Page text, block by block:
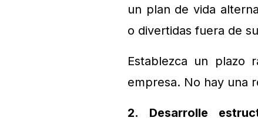
un plan de vida
o divertidas fuera de
Establezca un plazo
empresa. No hay una
2. Desarrolle